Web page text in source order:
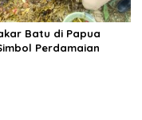
Batu di Papua
Perdamaian